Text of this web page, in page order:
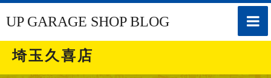
toggle
UP GARAGE SHOP BLOG
埼玉久喜店